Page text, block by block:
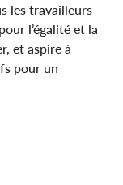
les travailleurs
l’égalité et la
et aspire à
pour un